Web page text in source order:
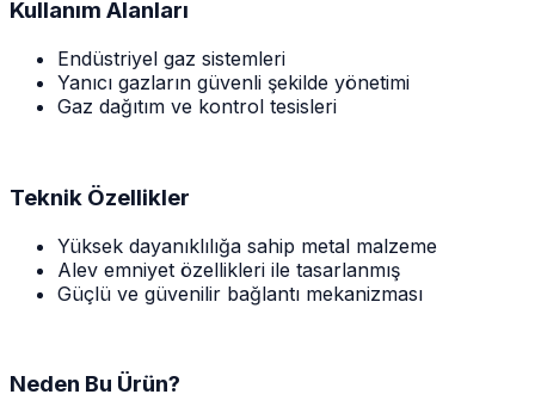
Kullanım Alanları
Endüstriyel gaz sistemleri
Yanıcı gazların güvenli şekilde yönetimi
Gaz dağıtım ve kontrol tesisleri
Teknik Özellikler
Yüksek dayanıklılığa sahip metal malzeme
Alev emniyet özellikleri ile tasarlanmış
Güçlü ve güvenilir bağlantı mekanizması
Neden Bu Ürün?